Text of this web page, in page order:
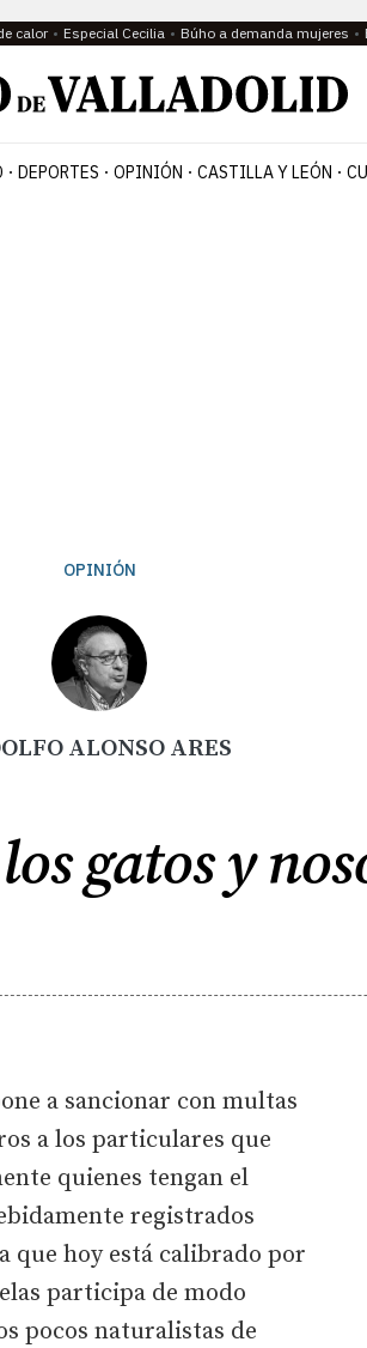
calor Especial Cecilia Búho a demanda mujeres
DEPORTES OPINIÓN CASTILLA Y LEÓN
OPINIÓN
ALONSO ARES
gatos y
a sancionar con multas
a los particulares que
quienes tengan el
registrados
que hoy está calibrado por
participa de modo
pocos naturalistas de